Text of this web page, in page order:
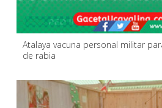
Atalaya vacuna personal militar
de rabia